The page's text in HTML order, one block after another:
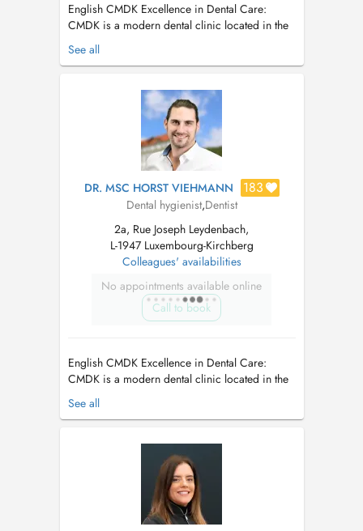
English CMDK Excellence in Dental Care:
CMDK is a modern dental clinic located in the
heart of Kirchberg, Luxembourg, combining
advanced dentistry with personalized patient
precision, empathy, and state-of-the-art
technology. We provide a full ra...
See all
DR. MSC HORST VIEHMANN 183
Dental hygienist,Dentist
2a, Rue Joseph Leydenbach,
L-1947 Luxembourg-Kirchberg
Colleagues' availabilities
No appointments available online
Call to book
English CMDK Excellence in Dental Care:
CMDK is a modern dental clinic located in the
heart of Kirchberg, Luxembourg, combining
advanced dentistry with personalized patient
precision, empathy, and state-of-the-art
technology. We provide a full ran...
See all